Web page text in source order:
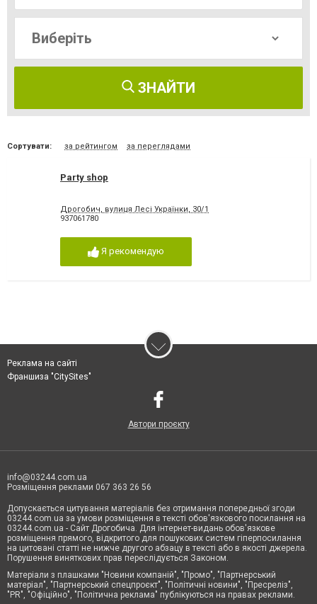
ЗНАЙТИ
Сортувати: за рейтингом за переглядами
Party shop
Дрогобич, вулиця Лесі Українки, 30/1
937061780
Я рекомендую
Реклама на сайті
Франшиза "CitySites"
Автори проєкту
info@03244.com.ua
Розміщення реклами 067 363 26 56
Допускається цитування матеріалів без отримання попередньої згоди
03244.com.ua за умови розміщення в тексті обов'язкового посилання на
03244.com.ua - Сайт Дрогобича. Для інтернет-видань обов'язкове
розміщення прямого, відкритого для пошукових систем гіперпосилання
на цитовані статті не нижче другого абзацу в тексті або в якості джерела.
Порушення виняткових прав переслідується Законом.
Матеріали з плашками "Новини компаній", "Промо", "Партнерський
матеріал", "Партнерський спецпроєкт", "Політичні новини", "Пресреліз",
"PR", "Офіційно", "Політична реклама" публікуються на правах реклами.